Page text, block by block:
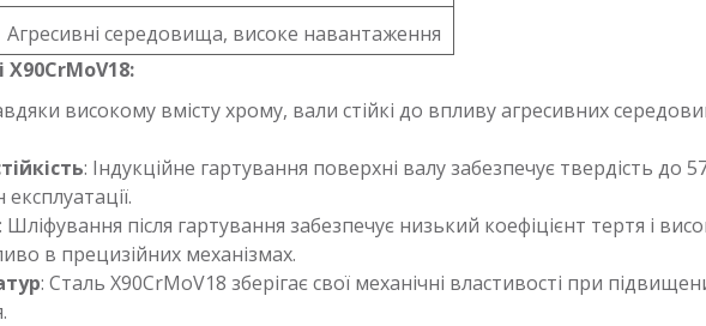
Агресивні середовища, високе навантаження
X90CrMoV18:
високому вмісту хрому, вали стійкі до впливу агресивних
: Індукційне гартування поверхні валу забезпечує твердість до
: Шліфування після гартування забезпечує низький коефіцієнт тертя і
в прецизійних механізмах.
: Сталь X90CrMoV18 зберігає свої механічні властивості при